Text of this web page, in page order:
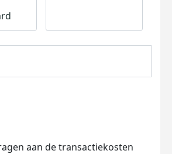
aan de transactiekosten